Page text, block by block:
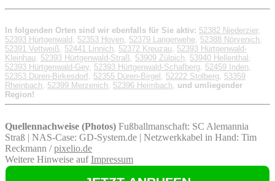
In folgenden Orten sind wir ebenfalls für Sie aktiv: 52382 Niederzier,
52393 Hürtgenwald , 52353 Hoven, 52379 Langerwehe, 52388 Nörvenich,
52391 Vettweiß, 52441 Linnich, 52372 Kreuzau, 52393 Hürtgenwald-
Kleinhau, 52393 Hürtgenwald-Straß, 53909 Zülpich, 53940 Hellenthal ,
52393 Hürtgenwald-Gey, 52393 Hürtgenwald-Schafberg, 52459 Inden,
52353 Düren-Birkesdorf, 52355 Düren-Birgel , 52222 Stolberg, 53359
Rheinbach, 52399 Merzenich, 52396 Heimbach, und umliegender
Region!
Quellennachweise (Photos) Fußballmanschaft: SC Alemannia
Straß | NAS-Case: GD-System.de | Netzwerkkabel in Hand: Tim
Reckmann /pixelio.de
Weitere Hinweise aufImpressum